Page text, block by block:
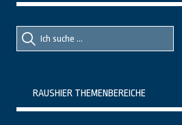
Suche
nach::
Suche
nach:
RAUSHIER THEMENBEREICHE